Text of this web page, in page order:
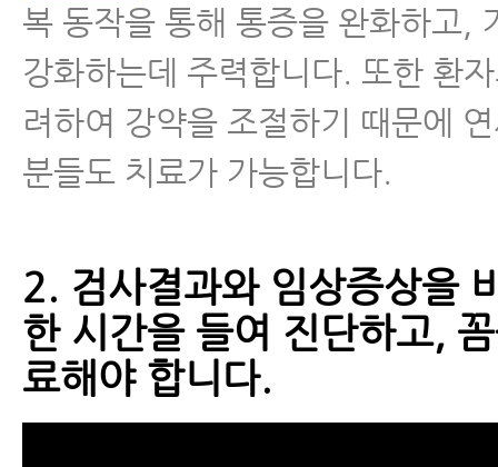
복 동작을 통해 통증을 완화하고,
강화하는데 주력합니다. 또한 환
려하여 강약을 조절하기 때문에
분들도 치료가 가능합니다.
2. 검사결과와 임상증상을
한 시간을 들여 진단하고,
료해야 합니다.